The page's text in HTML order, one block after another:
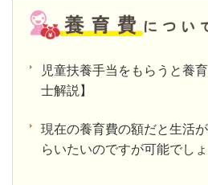
児童扶養手当をもらうと養
士解説】
現在の養育費の額だと生活
らいたいのですが可能でし